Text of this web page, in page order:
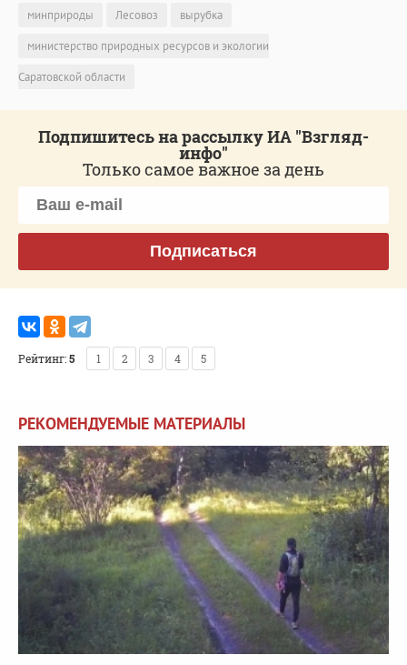
минприроды Лесовоз
вырубка
министерство природных ресурсов и экологии
Саратовской области
Подпишитесь на рассылку ИА "Взгляд-
инфо"
Только самое важное за день
Подписаться
Рейтинг:5 1 2 3 4 5
РЕКОМЕНДУЕМЫЕ МАТЕРИАЛЫ